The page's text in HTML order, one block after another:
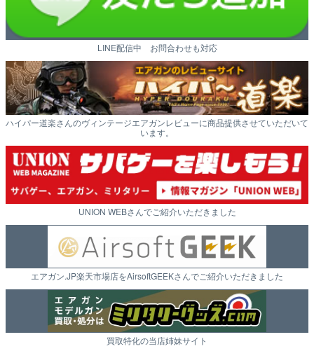
LINE配信中 お問合わせも対応
ハイパー道楽さんのヴィンテージエアガンレビューに商品提供させていただいて
います。
UNION WEBさんでご紹介いただきました
エアガン.JP楽天市場店をAirsoftGEEKさんでご紹介いただきました
買取特化の当店姉妹サイト